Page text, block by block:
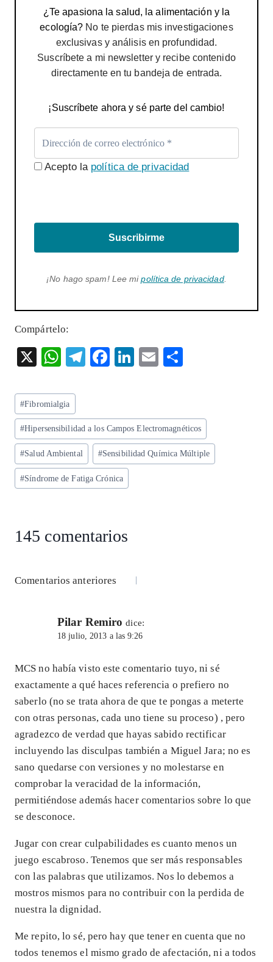
¿Te apasiona la salud, la alimentación y la
ecología? No te pierdas mis investigaciones
exclusivas y análisis en profundidad.
Suscríbete a mi newsletter y recibe contenido
directamente en tu bandeja de entrada.
¡Suscríbete ahora y sé parte del cambio!
Acepto la política de privacidad
Suscribirme
¡No hago spam! Lee mipolítica de privacidad.
Compártelo:
X
W
ts
A
p
p
T
ra
m
F
o
o
k
Li
dI
n
E
l
Etiquetas
de
la
entrada:
#Fibromialgia
#Hipersensibilidad a los Campos Electromagnéticos
#Salud Ambiental #Sensibilidad Química Múltiple
#Síndrome de Fatiga Crónica
145 comentarios
Navegación
comentarios
Comentarios anteriores
Pilar Remiro dice:
18 julio, 2013 a las 9:26
MCS no había visto este comentario tuyo, ni sé
exactamente a qué haces referencia o prefiero no
saberlo (no se trata ahora de que te pongas a meterte
con otras personas, cada uno tiene su proceso) , pero
agradezco de verdad que hayas sabido rectificar
incluyendo las disculpas también a Miguel Jara; no es
sano quedarse con versiones y no molestarse en
comprobar la veracidad de la información,
permitiéndose además hacer comentarios sobre lo que
se desconoce.
Jugar con crear culpabilidades es cuanto menos un
juego escabroso. Tenemos que ser más responsables
con las palabras que utilizamos. Nos lo debemos a
mostros mismos para no contribuir con la perdida de
nuestra la dignidad.
Me repito, lo sé, pero hay que tener en cuenta que no
todos tenemos el mismo grado de afectación, ni a todos